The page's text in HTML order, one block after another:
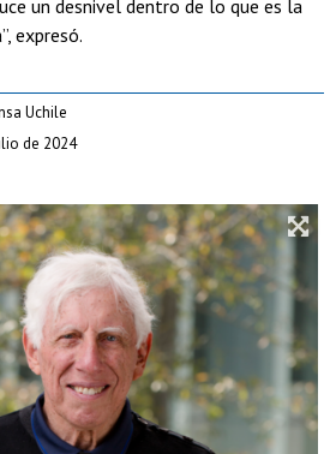
un desnivel dentro de lo que es la
expresó.
Uchile
de 2024